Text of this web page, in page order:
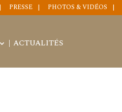
PRESSE PHOTOS & VIDÉOS
ACTUALITÉS